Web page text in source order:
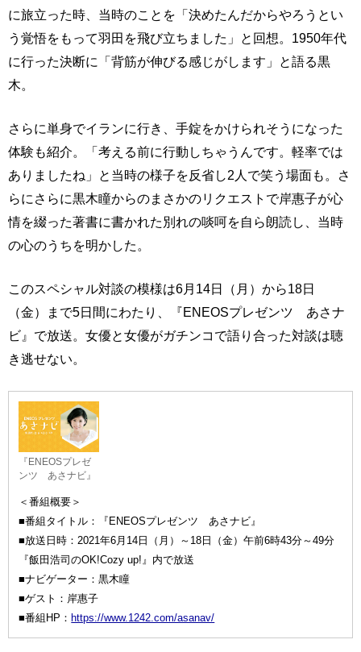
に旅立った時、当時のことを「決めたんだからやろうとい
う覚悟をもって羽田を飛び立ちました」と回想。1950年代
に行った決断に「背筋が伸びる感じがします」と語る黒
木。
さらに単身でイランに行き、手錠をかけられそうになった
体験も紹介。「考える前に行動しちゃうんです。軽率では
ありましたね」と当時の様子を反省し2人で笑う場面も。さ
らにさらに黒木瞳からのまさかのリクエストで岸惠子が心
情を綴った著書に書かれた別れの啖呵を自ら朗読し、当時
の心のうちを明かした。
このスペシャル対談の模様は6月14日（月）から18日
（金）まで5日間にわたり、『ENEOSプレゼンツ あさナ
ビ』で放送。女優と女優がガチンコで語り合った対談は聴
き逃せない。
『ENEOSプレゼ
ンツ あさナビ』
＜番組概要＞
■番組タイトル：『ENEOSプレゼンツ あさナビ』
■放送日時：2021年6月14日（月）～18日（金）午前6時43分～49分
『飯田浩司のOK!Cozy up!』内で放送
■ナビゲーター：黒木瞳
■ゲスト：岸惠子
■番組HP： https://www.1242.com/asanav/